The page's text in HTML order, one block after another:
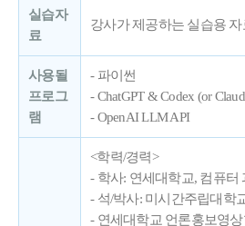
실습자
료
강사가 제공하는 실습용
사용될
프로그
램
- 파이썬
- ChatGPT & Codex (or
- OpenAI LLM API
<학력/경력>
- 학사: 연세대학교, 컴퓨터
- 석/박사: 미시간주립대학
- 연세대학교 언론홍보영